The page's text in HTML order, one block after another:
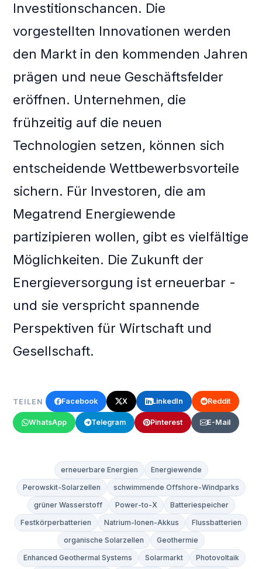
Investitionschancen. Die
vorgestellten Innovationen werden
den Markt in den kommenden Jahren
prägen und neue Geschäftsfelder
eröffnen. Unternehmen, die
frühzeitig auf die neuen
Technologien setzen, können sich
entscheidende Wettbewerbsvorteile
sichern. Für Investoren, die am
Megatrend Energiewende
partizipieren wollen, gibt es vielfältige
Möglichkeiten. Die Zukunft der
Energieversorgung ist erneuerbar -
und sie verspricht spannende
Perspektiven für Wirtschaft und
Gesellschaft.
TEILEN Facebook X LinkedIn Reddit
WhatsApp Telegram Pinterest E-Mail
erneuerbare Energien
Energiewende
Perowskit-Solarzellen
schwimmende Offshore-Windparks
grüner Wasserstoff
Power-to-X
Batteriespeicher
Festkörperbatterien
Natrium-Ionen-Akkus
Flussbatterien
organische Solarzellen
Geothermie
Enhanced Geothermal Systems
Solarmarkt
Photovoltaik